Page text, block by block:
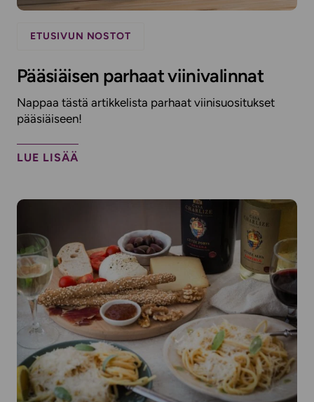
ETUSIVUN NOSTOT
Pääsiäisen parhaat viinivalinnat
Nappaa tästä artikkelista parhaat viinisuositukset
pääsiäiseen!
LUE LISÄÄ